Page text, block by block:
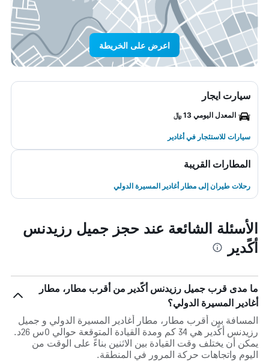
اعرض على الخريطة
سيارت ايجار
المعدل اليومي 13 ﷼
سيارات للاستئجار في أغادير
المطارات القريبة
رحلات طيران إلى مطار أغادير المسيرة الدولي
الأسئلة الشائعة عند حجز جميل رزيدنس
أكًدير
ما مدى قرب جميل رزيدنس أكًدير من أقرب مطار، مطار
أغادير المسيرة الدولي؟
المسافة بين أقرب مطار، مطار أغادير المسيرة الدولي و جميل
رزيدنس أكًدير هي 34 كم ومدة القيادة المتوقعة حوالي 0س 26د.
يمكن أن يختلف وقت القيادة بين الاثنين بناءً على الوقت من
اليوم واتجاهات حركة المرور في المنطقة.